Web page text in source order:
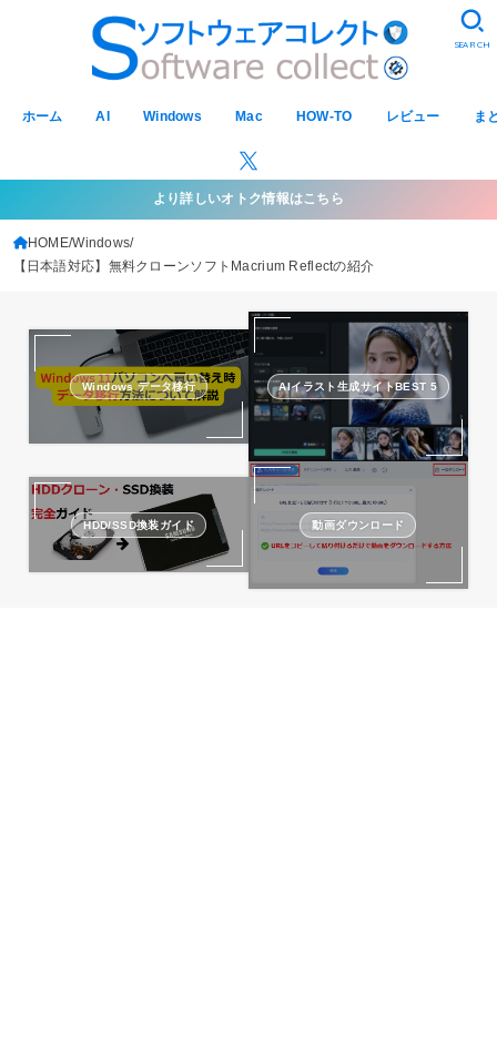
ホーム AI Windows Mac HOW-TO レビュー ま
SEARCH
より詳しいオトク情報はこちら
HOME Windows
【日本語対応】無料クローンソフトMacrium Reflectの紹介
Windows データ移行 AIイラスト生成サイトBEST 5
HDD/SSD換装ガイド 動画ダウンロード